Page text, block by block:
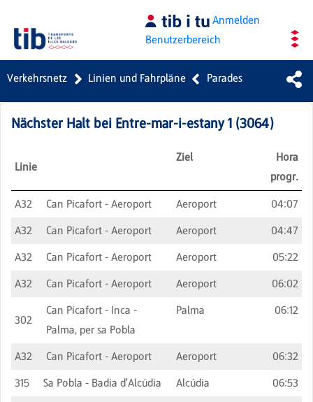
Anmelden
Benutzerbereich
Verkehrsnetz Linien und Fahrpläne Parades
Nächster Halt bei Entre-mar-i-estany 1 (3064)
Linie
Ziel
Hora
progr.
A32 Can Picafort - Aeroport Aeroport
04:07
A32
Can Picafort - Aeroport Aeroport
04:47
A32
Can Picafort - Aeroport Aeroport
05:22
A32
Can Picafort - Aeroport Aeroport 06:02
302
Can Picafort - Inca -
Palma, per sa Pobla
Palma 06:12
A32 Can Picafort - Aeroport Aeroport
06:32
315
Sa Pobla - Badia d'Alcúdia Alcúdia
06:53